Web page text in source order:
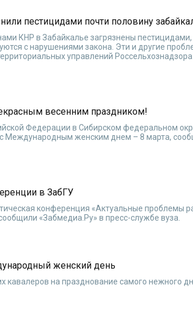
пестицидами почти половину
КНР в Забайкалье загрязнены пестицидами,
с нарушениями закона. Эти и другие
управлений
весенним праздником!
Федерации в Сибирском федеральном
Международным женским днем – 8 марта,
в ЗабГУ
конференция «Актуальные проблемы
«Забмедиа.Ру» в пресс-службе вуза.
женский день
на празднование самого нежного